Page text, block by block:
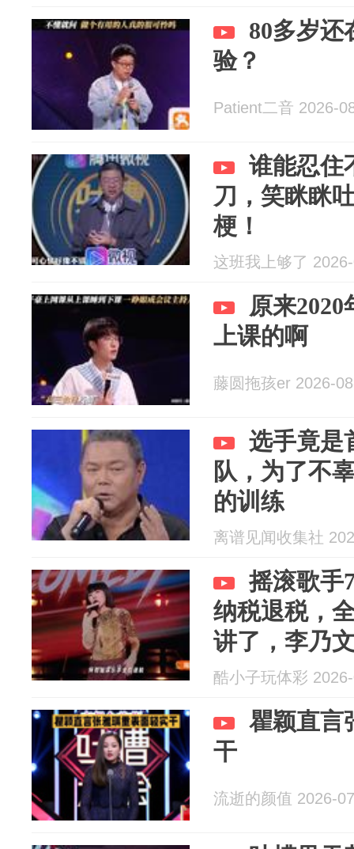
80多岁还
验？
Patient二音 2026-
谁能忍住
刀，笑眯眯
梗！
这班我上够了
原来
上课的啊
藤圆拖孩er 2026-
选手竟是
队，为了不
的训练
离谱见闻收集社
摇滚歌手
纳税退税，
讲了，李乃
酷小子玩体彩
瞿颖直言
干
流逝的颜值 2026-